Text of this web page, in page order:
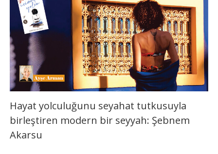
Hayat yolculuğunu seyahat tutkusuyla
birleştiren modern bir seyyah: Şebnem
Akarsu